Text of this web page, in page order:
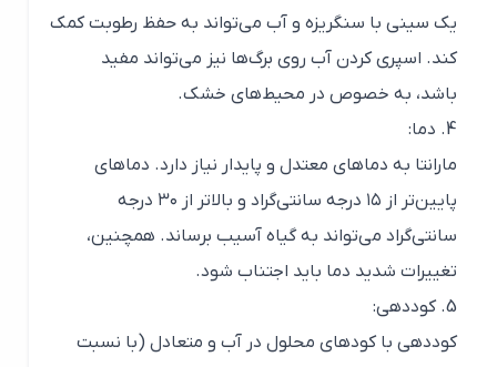
یک سینی با سنگریزه و آب می‌تواند به حفظ رطوبت کمک
کند. اسپری کردن آب روی برگ‌ها نیز می‌تواند مفید
باشد، به خصوص در محیط‌های خشک.
مارانتا به دماهای معتدل و پایدار نیاز دارد. دماهای
پایین‌تر از ۱۵ درجه سانتی‌گراد و بالاتر از ۳۰ درجه
سانتی‌گراد می‌تواند به گیاه آسیب برساند. همچنین،
تغییرات شدید دما باید اجتناب شود.
کوددهی با کودهای محلول در آب و متعادل (با نسبت